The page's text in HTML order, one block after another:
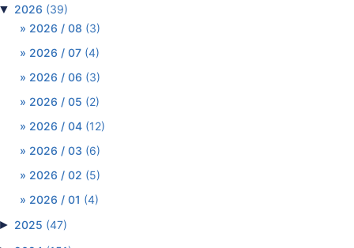
2026 (39)
2026 / 08 (3)
2026 / 07 (4)
2026 / 06 (3)
2026 / 05 (2)
2026 / 04 (12)
2026 / 03 (6)
2026 / 02 (5)
2026 / 01 (4)
2025 (47)